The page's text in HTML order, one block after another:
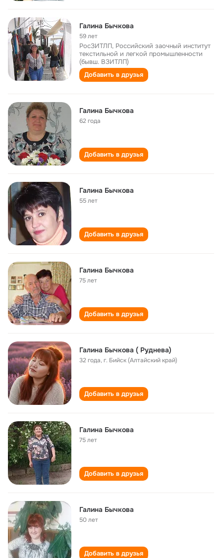
Галина Бычкова
59 лет
РосЗИТЛП, Российский заочный институт
текстильной и легкой промышленности
(бывш. ВЗИТЛП)
Добавить в друзья
Галина Бычкова
62 года
Добавить в друзья
Галина Бычкова
55 лет
Добавить в друзья
Галина Бычкова
75 лет
Добавить в друзья
Галина Бычкова ( Руднева)
32 года,г. Бийск (Алтайский край)
Добавить в друзья
Галина Бычкова
75 лет
Добавить в друзья
Галина Бычкова
50 лет
Добавить в друзья